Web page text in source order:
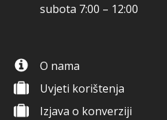
subota 7:00 – 12:00
O nama
Uvjeti korištenja
Izjava o konverziji